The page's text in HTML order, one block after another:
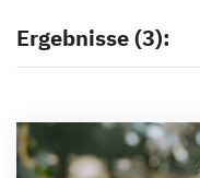
Ergebnisse (3):